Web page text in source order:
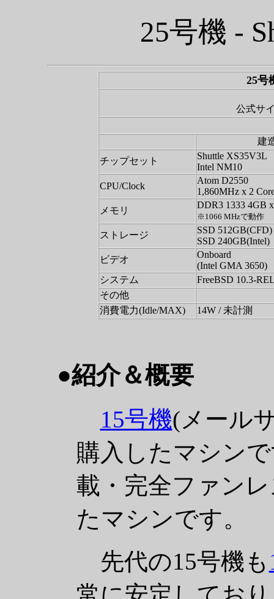
25号機 -
25号
公式サ
建
チップセット
Shuttle XS35V3L
Intel NM10
CPU/Clock
Atom D2550
1,860MHz x 2
メモリ
DDR3 1333 4GB
※1066 MHzで動作
ストレージ
SSD 512GB(CFD)
SSD 240GB(Intel)
ビデオ
Onboard
(Intel GMA 3650)
システム
FreeBSD 10.3-
その他
消費電力(Idle/MAX)
14W / 未計測
●紹介＆概要
15号機(メール
購入したマシン
載・完全ファン
たマシンです。
先代の15号機も